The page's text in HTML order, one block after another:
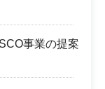
事業の提案